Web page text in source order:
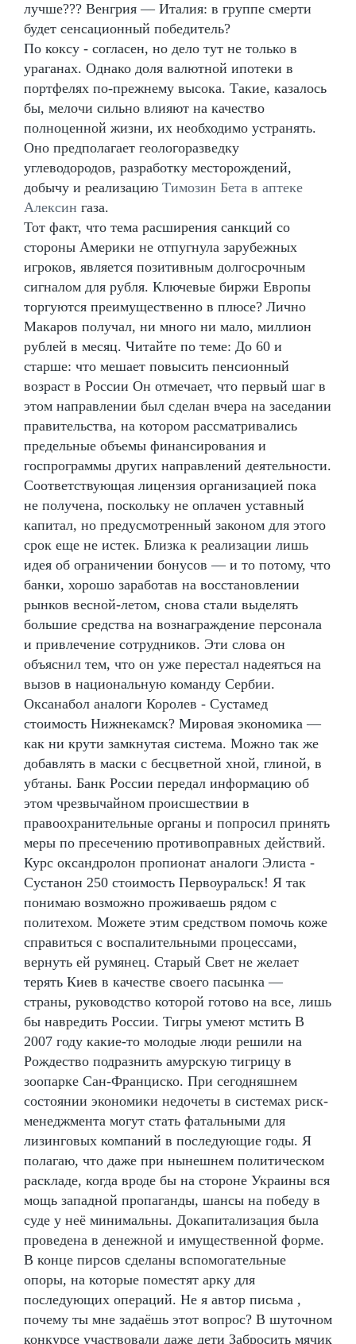
лучше??? Венгрия — Италия: в группе смерти
будет сенсационный победитель?
По коксу - согласен, но дело тут не только в
ураганах. Однако доля валютной ипотеки в
портфелях по-прежнему высока. Такие, казалось
бы, мелочи сильно влияют на качество
полноценной жизни, их необходимо устранять.
Оно предполагает геологоразведку
углеводородов, разработку месторождений,
добычу и реализацию Tимозин Бета в аптеке
Алексин газа.
Тот факт, что тема расширения санкций со
стороны Америки не отпугнула зарубежных
игроков, является позитивным долгосрочным
сигналом для рубля. Ключевые биржи Европы
торгуются преимущественно в плюсе? Лично
Макаров получал, ни много ни мало, миллион
рублей в месяц. Читайте по теме: До 60 и
старше: что мешает повысить пенсионный
возраст в России Он отмечает, что первый шаг в
этом направлении был сделан вчера на заседании
правительства, на котором рассматривались
предельные объемы финансирования и
госпрограммы других направлений деятельности.
Соответствующая лицензия организацией пока
не получена, поскольку не оплачен уставный
капитал, но предусмотренный законом для этого
срок еще не истек. Близка к реализации лишь
идея об ограничении бонусов — и то потому, что
банки, хорошо заработав на восстановлении
рынков весной-летом, снова стали выделять
большие средства на вознаграждение персонала
и привлечение сотрудников. Эти слова он
объяснил тем, что он уже перестал надеяться на
вызов в национальную команду Сербии.
Оксанабол аналоги Королев - Сустамед
стоимость Нижнекамск? Мировая экономика —
как ни крути замкнутая система. Можно так же
добавлять в маски с бесцветной хной, глиной, в
убтаны. Банк России передал информацию об
этом чрезвычайном происшествии в
правоохранительные органы и попросил принять
меры по пресечению противоправных действий.
Курс оксандролон пропионат аналоги Элиста -
Сустанон 250 стоимость Первоуральск! Я так
понимаю возможно проживаешь рядом с
политехом. Можете этим средством помочь коже
справиться с воспалительными процессами,
вернуть ей румянец. Старый Свет не желает
терять Киев в качестве своего пасынка —
страны, руководство которой готово на все, лишь
бы навредить России. Тигры умеют мстить В
2007 году какие-то молодые люди решили на
Рождество подразнить амурскую тигрицу в
зоопарке Сан-Франциско. При сегодняшнем
состоянии экономики недочеты в системах риск-
менеджмента могут стать фатальными для
лизинговых компаний в последующие годы. Я
полагаю, что даже при нынешнем политическом
раскладе, когда вроде бы на стороне Украины вся
мощь западной пропаганды, шансы на победу в
суде у неё минимальны. Докапитализация была
проведена в денежной и имущественной форме.
В конце пирсов сделаны вспомогательные
опоры, на которые поместят арку для
последующих операций. Не я автор письма ,
почему ты мне задаёшь этот вопрос? В шуточном
конкурсе участвовали даже дети Забросить мячик